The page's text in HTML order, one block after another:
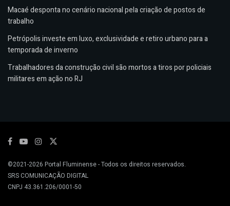
Macaé desponta no cenário nacional pela criação de postos de
trabalho
Petrópolis investe em luxo, exclusividade e retiro urbano para a
temporada de inverno
Trabalhadores da construção civil são mortos a tiros por policiais
militares em ação no RJ
©2021-2026 Portal Fluminense- Todos os direitos reservados.
SRS COMUNICAÇÃO DIGITAL
CNPJ 43.361.206/0001-50